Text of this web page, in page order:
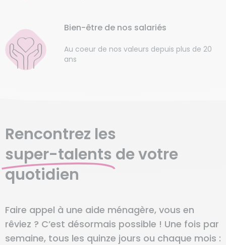
Bien-être de nos salariés
Au coeur de nos valeurs depuis plus de 20
ans
Rencontrez les
super-talents de votre
quotidien
Faire appel à une aide ménagère, vous en
rêviez ? C’est désormais possible ! Une fois par
semaine, tous les quinze jours ou chaque mois :